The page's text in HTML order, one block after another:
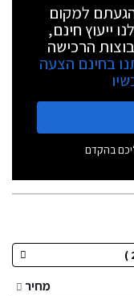
למקום
ייעוץ חינם,
הרכישה
בחינם הצעה
בהקדם
מחיר